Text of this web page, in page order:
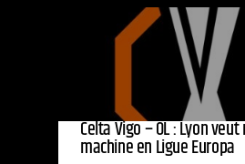
Celta Vigo – OL : Lyon
machine en Ligue Europa